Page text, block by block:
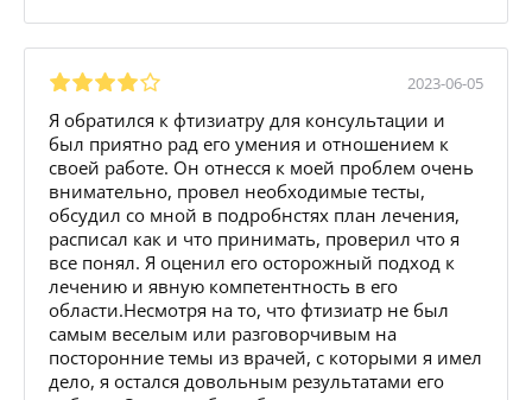
2023-06-05
Я обратился к фтизиатру для консультации и
был приятно рад его умения и отношением к
своей работе. Он отнесся к моей проблем очень
внимательно, провел необходимые тесты,
обсудил со мной в подробнстях план лечения,
расписал как и что принимать, проверил что я
все понял. Я оценил его осторожный подход к
лечению и явную компетентность в его
области.Несмотря на то, что фтизиатр не был
самым веселым или разговорчивым на
посторонние темы из врачей, с которыми я имел
дело, я остался довольным результатами его